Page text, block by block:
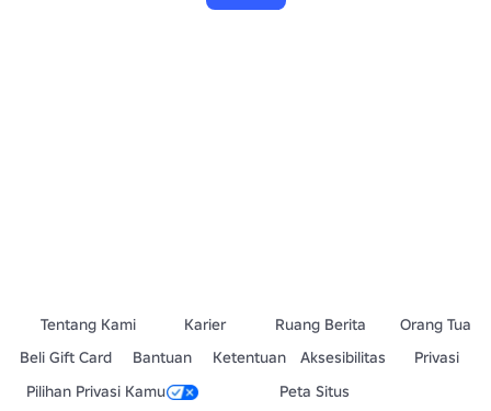
Tentang Kami Karier Ruang Berita
Orang Tua
Beli Gift Card
Bantuan Ketentuan Aksesibilitas
Privasi
Pilihan Privasi Kamu
Peta Situs